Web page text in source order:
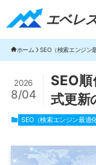
エベレ
エベレストSEO
ホーム SEO（検索エンジン
SEO
式更新
2026
8/04
SEO（検索エンジン最適化